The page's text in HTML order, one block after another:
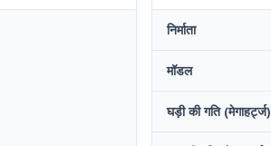
निर्माता
मॉडल
घड़ी की गति (मेगाहर्ट्ज)